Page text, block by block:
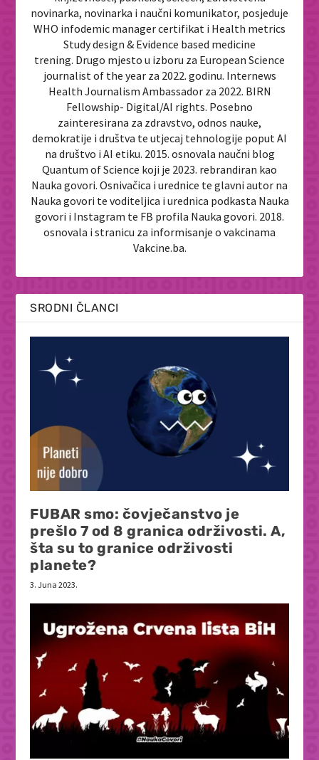
novinarka, novinarka i naučni komunikator, posjeduje
WHO infodemic manager certifikat i Health metrics
Study design & Evidence based medicine
trening. Drugo mjesto u izboru za European Science
journalist of the year za 2022. godinu. Internews
Health Journalism Ambassador za 2022. BIRN
Fellowship- Digital/AI rights. Posebno
zainteresirana za zdravstvo, odnos nauke,
demokratije i društva te utjecaj tehnologije poput AI
na društvo i AI etiku. 2015. osnovala naučni blog
Quantum of Science koji je 2023. rebrandiran kao
Nauka govori. Osnivačica i urednice te glavni autor na
Nauka govori te voditeljica i urednica podkasta Nauka
govori i Instagram te FB profila Nauka govori. 2018.
osnovala i stranicu za informisanje o vakcinama
Vakcine.ba.
SRODNI ČLANCI
FUBAR smo: čovječanstvo je
prešlo 7 od 8 granica održivosti. A,
šta su to granice održivosti
planete?
3. Juna 2023.